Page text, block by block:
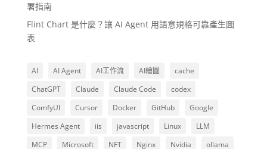
署指南
Flint Chart 是什麼？讓 AI Agent 用語意規格可靠產生圖
表
AI AI Agent AI工作流 AI繪圖
cache
ChatGPT
Claude Claude Code
codex
ComfyUI
Cursor Docker GitHub
Google
Hermes Agent
iis javascript Linux
LLM
MCP
Microsoft NFT Nginx Nvidia
ollama